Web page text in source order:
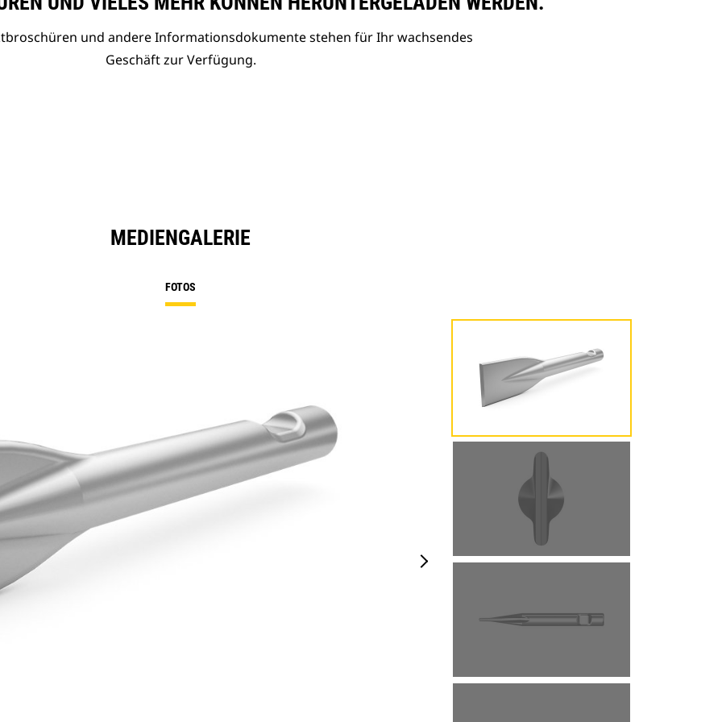
und andere Informationsdokumente stehen für Ihr wachsendes
Geschäft zur Verfügung.
MEDIENGALERIE
FOTOS